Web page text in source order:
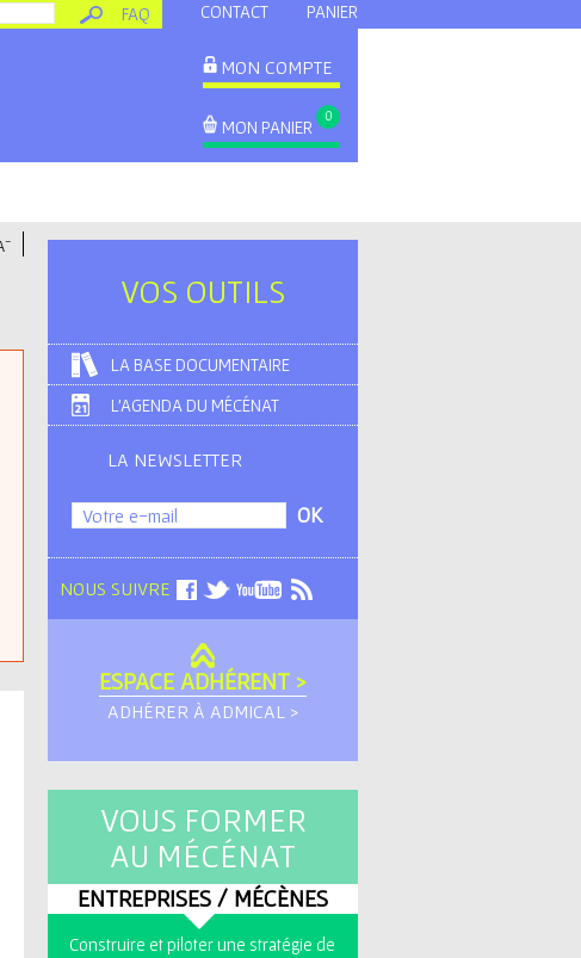
CONTACT PANIER
FAQ
MON COMPTE
MON PANIER
0
-
VOS OUTILS
LA BASE DOCUMENTAIRE
L'AGENDA DU MÉCÉNAT
LA NEWSLETTER
NOUS SUIVRE
ESPACE ADHÉRENT >
ADHÉRER À ADMICAL >
VOUS FORMER
AU MÉCÉNAT
ENTREPRISES / MÉCÈNES
Construire et piloter une stratégie de